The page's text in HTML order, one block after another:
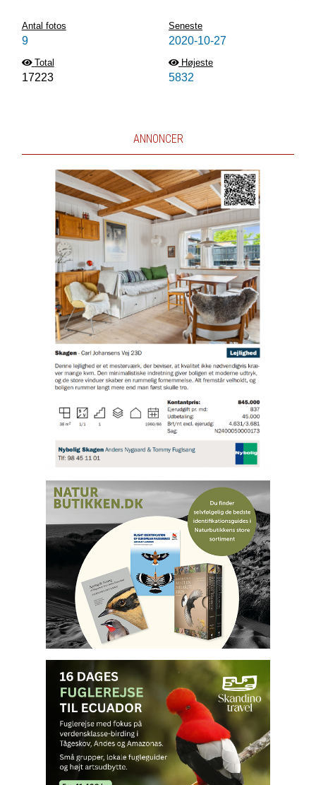
Antal fotos
9
Seneste
2020-10-27
Total
17223
Højeste
5832
ANNONCER